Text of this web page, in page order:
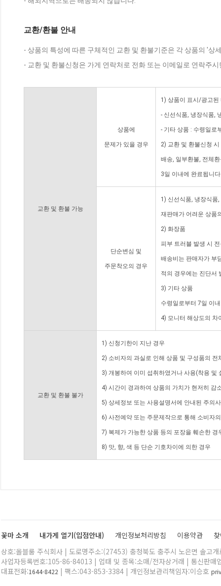
교환/환불 안내
- 상품의 특성에 따른 구체적인 교환 및 환불기준은 각 상품의 '상
- 교환 및 환불신청은 가게 연락처로 전화 또는 이메일로 연락주
교환 및 환불 가능
상품에
문제가 있을 경우
1) 상품이 표시/광고된
- 신선식품, 냉장식품,
- 기타 상품 : 수령일로
2) 교환 및 환불신청
배송, 일부환불, 전체
3일 이내에 완료됩니
단순변심 및
주문착오의 경우
1) 신선식품, 냉장식품
재판매가 어려운 상품
2) 화장품
피부 트러블 발생 시
배송비는 판매자가 부
적의 경우에는 진단서
3) 기타 상품
수령일로부터 7일 이
4) 모니터 해상도의 차
교환 및 환불 불가
1) 신청기한이 지난 경우
2) 소비자의 과실로 인해 상품 및 구성품의
3) 개봉하여 이미 섭취하였거나 사용(착용 및
4) 시간이 경과하여 상품의 가치가 현저히 감
5) 상세정보 또는 사용설명서에 안내된 주의
6) 사전예약 또는 주문제작으로 통해 소비자
7) 복제가 가능한 상품 등의 포장을 훼손한 경
8) 맛, 향, 색 등 단순 기호차이에 의한 경우
꽃마 소개 내가게 열기(입점안내) 개인정보처리방침 이용약관
상호:올블룸 주식회사 | 도로명주소:(27453) 충청북도 충주시 노은면 솔고
사업자등록번호:105-86-84013 | 업태 및 종목:소매/전자상거래 | 통신판매
대표전화:1644-8422 | 팩스:043-853-3384 | 개인정보관리책임자:이승호